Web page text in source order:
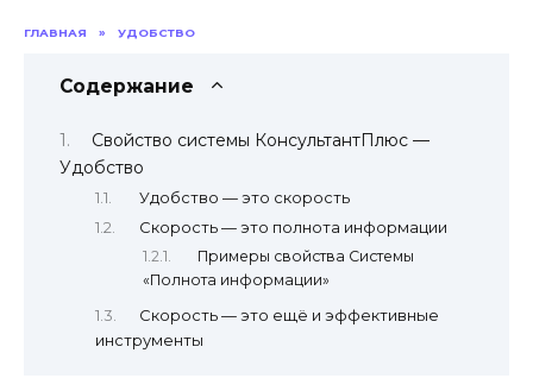
ГЛАВНАЯ » УДОБСТВО
Содержание
Свойство системы КонсультантПлюс —
Удобство
Удобство — это скорость
Скорость — это полнота информации
Примеры свойства Системы
«Полнота информации»
Скорость — это ещё и эффективные
инструменты